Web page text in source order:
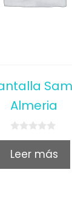
Almeria
0
u
Leer más